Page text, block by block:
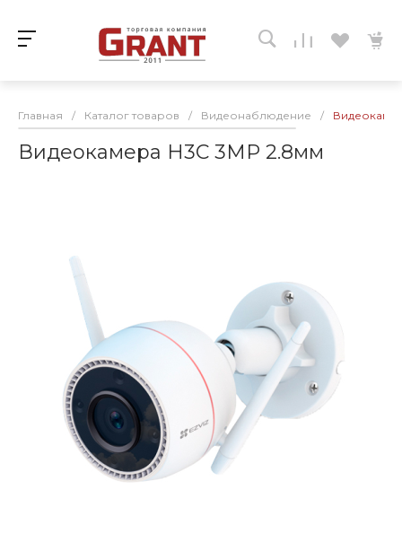
Главная / Каталог товаров / Видеонаблюдение /
Видеокамера H3С 3MP 2.8мм